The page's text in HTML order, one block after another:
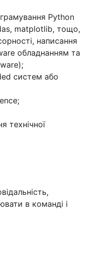
Python
matplotlib, тощо,
написання
обладнанням та
систем або
технічної
в команді і